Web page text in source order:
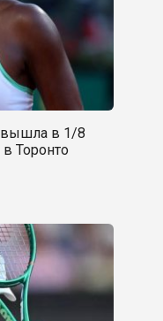
вышла в 1/8
Торонто